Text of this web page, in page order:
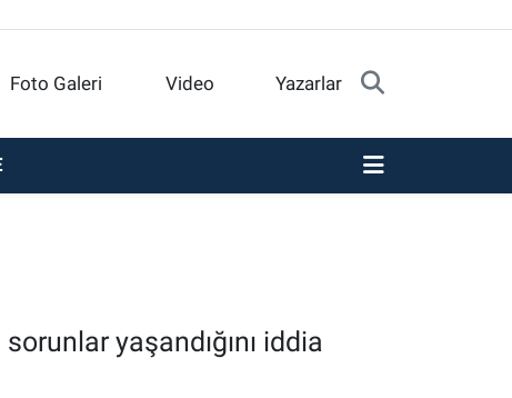
Foto Galeri Video Yazarlar
sorunlar yaşandığını iddia